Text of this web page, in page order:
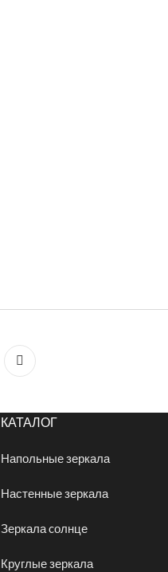
КАТАЛОГ
Напольные зеркала
Настенные зеркала
Зеркала cолнце
Круглые зеркала